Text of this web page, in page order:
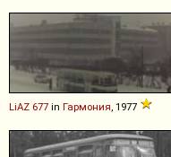
LiAZ 677 in Гармония , 1977